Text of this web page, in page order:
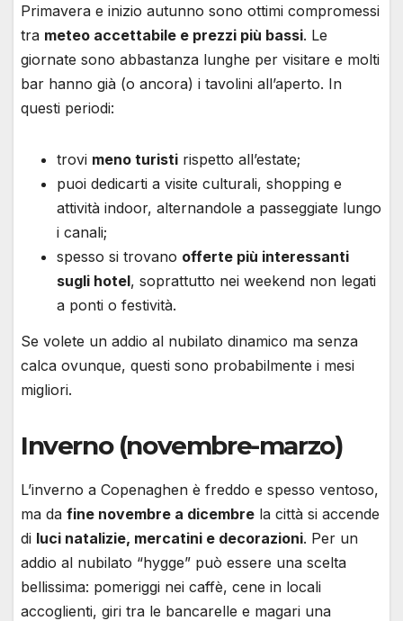
Primavera e inizio autunno sono ottimi compromessi
tra meteo accettabile e prezzi più bassi. Le
giornate sono abbastanza lunghe per visitare e molti
bar hanno già (o ancora) i tavolini all’aperto. In
questi periodi:
trovi meno turisti rispetto all’estate;
puoi dedicarti a visite culturali, shopping e
attività indoor, alternandole a passeggiate lungo
i canali;
spesso si trovano offerte più interessanti
sugli hotel, soprattutto nei weekend non legati
a ponti o festività.
Se volete un addio al nubilato dinamico ma senza
calca ovunque, questi sono probabilmente i mesi
migliori.
Inverno (novembre-marzo)
L’inverno a Copenaghen è freddo e spesso ventoso,
ma da fine novembre a dicembre la città si accende
di luci natalizie, mercatini e decorazioni. Per un
addio al nubilato “hygge” può essere una scelta
bellissima: pomeriggi nei caffè, cene in locali
accoglienti, giri tra le bancarelle e magari una